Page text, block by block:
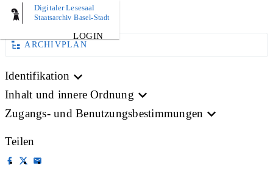
Digitaler Lesesaal
Staatsarchiv Basel-Stadt
LOGIN
BILD
ARCHIVPLAN
Identifikation
Inhalt und innere Ordnung
Zugangs- und Benutzungsbestimmungen
Teilen